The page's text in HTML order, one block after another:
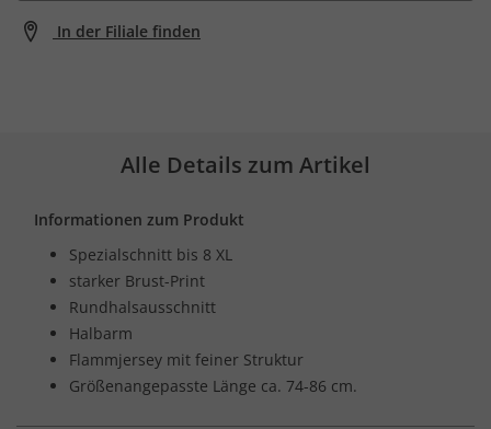
In der Filiale finden
Alle Details zum Artikel
Informationen zum Produkt
Spezialschnitt bis 8 XL
starker Brust-Print
Rundhalsausschnitt
Halbarm
Flammjersey mit feiner Struktur
Größenangepasste Länge ca. 74-86 cm.